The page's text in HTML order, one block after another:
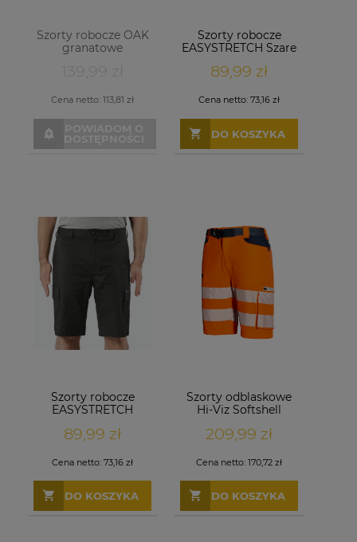
Szorty robocze OAK
granatowe
Cena netto: 113,81 zł
Szorty robocze
EASYSTRETCH Szare
89,99 zł
Cena netto: 73,16 zł
DO KOSZYKA
Szorty robocze
EASYSTRETCH
89,99 zł
Cena netto: 73,16 zł
DO KOSZYKA
Szorty odblaskowe
Hi-Viz Softshell
209,99 zł
Cena netto: 170,72 zł
DO KOSZYKA